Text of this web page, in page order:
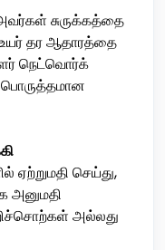
சுருக்கத்தை
தர ஆதாரத்தை
நெட்வொர்க்
ஏற்றுமதி செய்து,
அனுமதி
அல்லது